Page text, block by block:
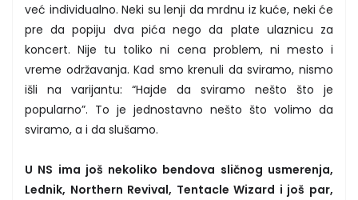
već individualno. Neki su lenji da mrdnu iz kuće, neki će
pre da popiju dva pića nego da plate ulaznicu za
koncert. Nije tu toliko ni cena problem, ni mesto i
vreme održavanja. Kad smo krenuli da sviramo, nismo
išli na varijantu: “Hajde da sviramo nešto što je
popularno”. To je jednostavno nešto što volimo da
sviramo, a i da slušamo.
U NS ima još nekoliko bendova sličnog usmerenja,
Lednik, Northern Revival, Tentacle Wizard i još par,